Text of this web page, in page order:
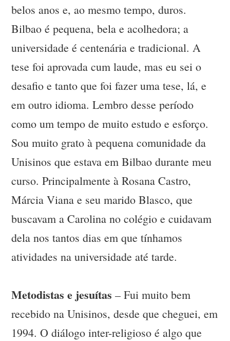
belos anos e, ao mesmo tempo, duros.
Bilbao é pequena, bela e acolhedora; a
universidade é centenária e tradicional. A
tese foi aprovada cum laude, mas eu sei o
desafio e tanto que foi fazer uma tese, lá, e
em outro idioma. Lembro desse período
como um tempo de muito estudo e esforço.
Sou muito grato à pequena comunidade da
Unisinos que estava em Bilbao durante meu
curso. Principalmente à Rosana Castro,
Márcia Viana e seu marido Blasco, que
buscavam a Carolina no colégio e cuidavam
dela nos tantos dias em que tínhamos
atividades na universidade até tarde.
Metodistas e jesuítas – Fui muito bem
recebido na Unisinos, desde que cheguei, em
1994. O diálogo inter-religioso é algo que